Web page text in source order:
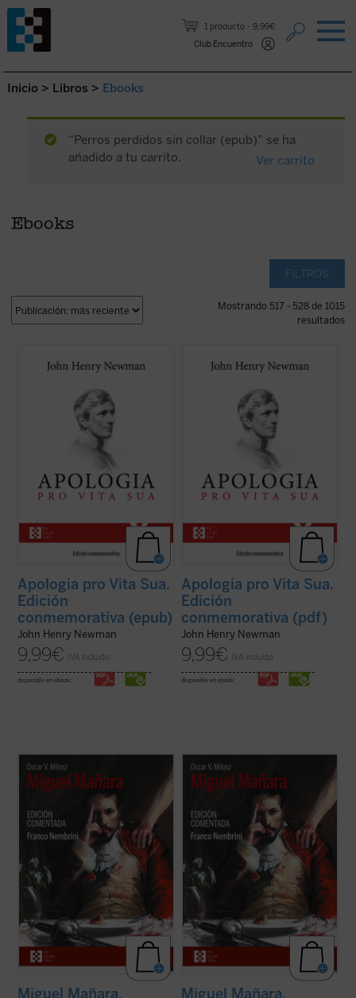
1 producto
9,99€
Club Encuentro
Saltar al contenido.
Inicio > Libros > Ebooks
“Perros perdidos sin collar (epub)” se ha
añadido a tu carrito.
Ver carrito
Ebooks
FILTROS
Mostrando 517 - 528 de 1015
resultados
literatura autobiográfica universal, supuso
rechazo que había causado en Inglaterra
su conversión al catolicismo. La presente ...
Apologia pro Vita Sua.
Edición
conmemorativa (epub)
John Henry Newman
9,99€ IVA incluido
disponible en ebook:
literatura autobiográfica universal, supuso
rechazo que había causado en Inglaterra
su conversión al catolicismo. La presente ...
Apologia pro Vita Sua.
Edición
conmemorativa (pdf)
John Henry Newman
9,99€ IVA incluido
disponible en ebook:
Nembrini, quien bien puede ser a Dante lo
que Harold Bloom a Shakespeare, nos
introduce en el Miguel Mañara de Milosz --
obra basada en el personaje histórico que
inspiró el mito de don Juan-- de forma
apasionada, mostrando cómo en los ...
ficha)
Miguel Mañara.
Nembrini, quien bien puede ser a Dante lo
que Harold Bloom a Shakespeare, nos
introduce en el Miguel Mañara de Milosz --
obra basada en el personaje histórico que
inspiró el mito de don Juan-- de forma
apasionada, mostrando cómo en los ...
ficha)
Miguel Mañara.